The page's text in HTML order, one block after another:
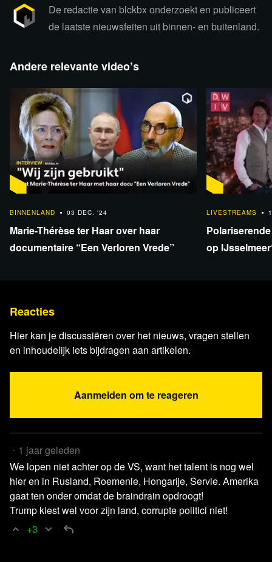
Bekijk de uitzending via Rumble
Relevante achtergrondinformatie en
AD -Na weken van protest kiest Georgië antiwesterse
EP -UAP: Reporting and scientific assessment in the
EU. Exchange of views in the European Parliament
The Guardian -Toespraak Al Jolani
Judge Napolitano -Russia's Next Move
Andrew McAfee, MIT -
EU en VS wordt pijnlijk zichtbaar vanuit succesvolle
'from scratch' bedrijven.
RTL -Brekelmans: Europa moet onderhandelen met
Rusland voordat Trump dat doet
IMF -IMF World Economic Outlook USA vs EURO
De redactie van blckbx onderzoekt en publiceert
de laatste nieuwsfeiten uit binnen- en buitenland.
Andere relevante video’s
BINNENLAND 03 DEC. '24
Marie-Thérèse ter Haar over haar
documentaire “Een Verloren Vrede”
LIVESTREAMS
op
Reacties
Hier kan je discussiëren over het nieuws, vragen stellen
en inhoudelijk iets bijdragen aan artikelen.
Aanmelden om te reageren
1 jaar geleden
We lopen niet achter op de VS, want het talent is nog wel
hier en in Rusland, Roemenie, Hongarije, Servie. Amerika
gaat ten onder omdat de braindrain opdroogt!
Trump kiest wel voor zijn land, corrupte politici niet!
+3